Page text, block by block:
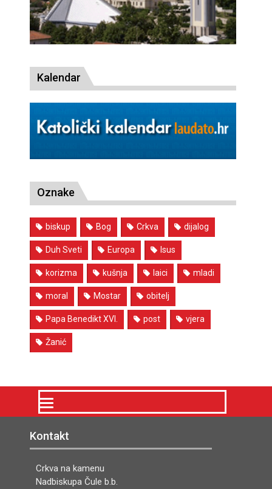
Kalendar
Oznake
biskup Bog Crkva dijalog
Duh Sveti Europa Isus
korizma kušnja laici mladi
moral Mostar obitelj
Papa Benedikt XVI. post vjera
Žanić
Kontakt
Crkva na kamenu
Nadbiskupa Čule b.b.